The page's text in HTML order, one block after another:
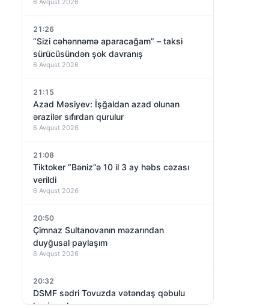
21:26
“Sizi cəhənnəmə aparacağam” – taksi
sürücüsündən şok davranış
6 Avqust 2026
21:15
Azad Məsiyev: İşğaldan azad olunan
ərazilər sıfırdan qurulur
6 Avqust 2026
21:08
Tiktoker “Bəniz”ə 10 il 3 ay həbs cəzası
verildi
6 Avqust 2026
20:50
Çimnaz Sultanovanın məzarından
duyğusal paylaşım
6 Avqust 2026
20:32
DSMF sədri Tovuzda vətəndaş qəbulu